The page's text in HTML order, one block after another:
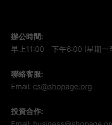
辦公時間:
早上11:00 - 下午6:00 (星期一
聯絡客服:
Email: cs@shopage.org
投資合作: